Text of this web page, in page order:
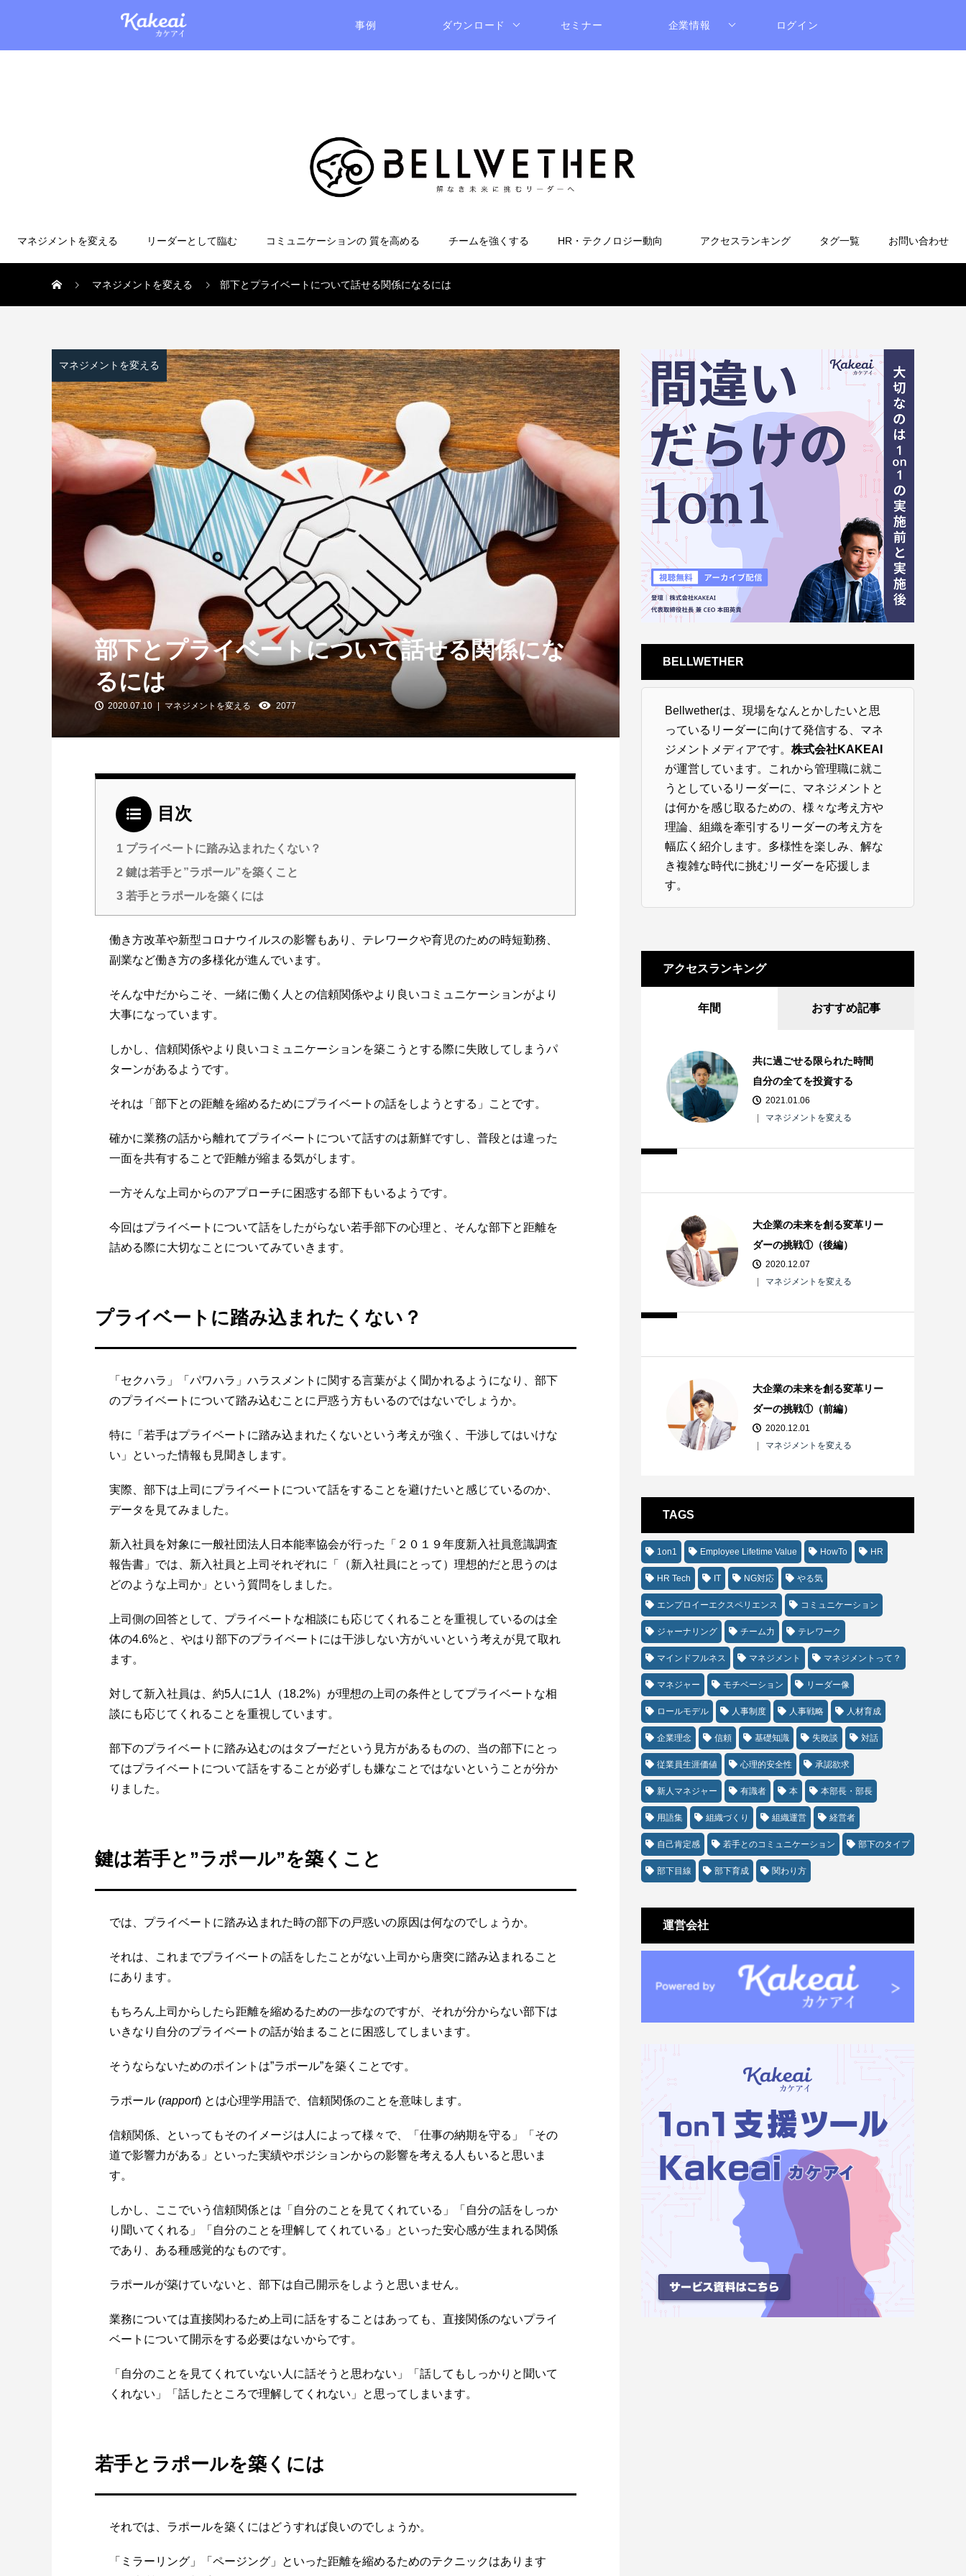
事例 ダウンロード セミナー 企業情報 ログイン
マネジメントを変える リーダーとして臨む コミュニケーションの 質を高める チームを強くする HR・テクノロジー動向 アクセスランキング タグ一覧 お問い合わせ
マネジメントを変える 部下とプライベートについて話せる関係になるには
マネジメントを変える
部下とプライベートについて話せる関係にな
るには
2020.07.10 マネジメントを変える 2077
目次
1 プライベートに踏み込まれたくない？
2 鍵は若手と”ラポール”を築くこと
3 若手とラポールを築くには
働き方改革や新型コロナウイルスの影響もあり、テレワークや育児のための時短勤務、
副業など働き方の多様化が進んでいます。
そんな中だからこそ、一緒に働く人との信頼関係やより良いコミュニケーションがより
大事になっています。
しかし、信頼関係やより良いコミュニケーションを築こうとする際に失敗してしまうパ
ターンがあるようです。
それは「部下との距離を縮めるためにプライベートの話をしようとする」ことです。
確かに業務の話から離れてプライベートについて話すのは新鮮ですし、普段とは違った
一面を共有することで距離が縮まる気がします。
一方そんな上司からのアプローチに困惑する部下もいるようです。
今回はプライベートについて話をしたがらない若手部下の心理と、そんな部下と距離を
詰める際に大切なことについてみていきます。
プライベートに踏み込まれたくない？
「セクハラ」「パワハラ」ハラスメントに関する言葉がよく聞かれるようになり、部下
のプライベートについて踏み込むことに戸惑う方もいるのではないでしょうか。
特に「若手はプライベートに踏み込まれたくないという考えが強く、干渉してはいけな
い」といった情報も見聞きします。
実際、部下は上司にプライベートについて話をすることを避けたいと感じているのか、
データを見てみました。
新入社員を対象に一般社団法人日本能率協会が行った「２０１９年度新入社員意識調査
報告書」では、新入社員と上司それぞれに「（新入社員にとって）理想的だと思うのは
どのような上司か」という質問をしました。
上司側の回答として、プライベートな相談にも応じてくれることを重視しているのは全
体の4.6%と、やはり部下のプライベートには干渉しない方がいいという考えが見て取れ
ます。
対して新入社員は、約5人に1人（18.2%）が理想の上司の条件としてプライベートな相
談にも応じてくれることを重視しています。
部下のプライベートに踏み込むのはタブーだという見方があるものの、当の部下にとっ
てはプライベートについて話をすることが必ずしも嫌なことではないということが分か
りました。
鍵は若手と”ラポール”を築くこと
では、プライベートに踏み込まれた時の部下の戸惑いの原因は何なのでしょうか。
それは、これまでプライベートの話をしたことがない上司から唐突に踏み込まれること
にあります。
もちろん上司からしたら距離を縮めるための一歩なのですが、それが分からない部下は
いきなり自分のプライベートの話が始まることに困惑してしまいます。
そうならないためのポイントは”ラポール”を築くことです。
ラポール (rapport) とは心理学用語で、信頼関係のことを意味します。
信頼関係、といってもそのイメージは人によって様々で、「仕事の納期を守る」「その
道で影響力がある」といった実績やポジションからの影響を考える人もいると思いま
す。
しかし、ここでいう信頼関係とは「自分のことを見てくれている」「自分の話をしっか
り聞いてくれる」「自分のことを理解してくれている」といった安心感が生まれる関係
であり、ある種感覚的なものです。
ラポールが築けていないと、部下は自己開示をしようと思いません。
業務については直接関わるため上司に話をすることはあっても、直接関係のないプライ
ベートについて開示をする必要はないからです。
「自分のことを見てくれていない人に話そうと思わない」「話してもしっかりと聞いて
くれない」「話したところで理解してくれない」と思ってしまいます。
若手とラポールを築くには
それでは、ラポールを築くにはどうすれば良いのでしょうか。
「ミラーリング」「ページング」といった距離を縮めるためのテクニックはあります
BELLWETHER
Bellwetherは、現場をなんとかしたいと思
っているリーダーに向けて発信する、マネ
ジメントメディアです。 株式会社KAKEAI
が運営しています。これから管理職に就こ
うとしているリーダーに、マネジメントと
は何かを感じ取るための、様々な考え方や
理論、組織を牽引するリーダーの考え方を
幅広く紹介します。多様性を楽しみ、解な
き複雑な時代に挑むリーダーを応援しま
す。
アクセスランキング
年間 おすすめ記事
共に過ごせる限られた時間
自分の全てを投資する
2021.01.06
マネジメントを変える
大企業の未来を創る変革リー
ダーの挑戦①（後編）
2020.12.07
マネジメントを変える
大企業の未来を創る変革リー
ダーの挑戦①（前編）
2020.12.01
マネジメントを変える
TAGS
1on1 Employee Lifetime Value HowTo HR
HR Tech IT NG対応 やる気
エンプロイーエクスペリエンス コミュニケーション
ジャーナリング チーム力 テレワーク
マインドフルネス マネジメント マネジメントって？
マネジャー モチベーション リーダー像
ロールモデル 人事制度 人事戦略 人材育成
企業理念 信頼 基礎知識 失敗談 対話
従業員生涯価値 心理的安全性 承認欲求
新人マネジャー 有識者 本 本部長・部長
用語集 組織づくり 組織運営 経営者
自己肯定感 若手とのコミュニケーション 部下のタイプ
部下目線 部下育成 関わり方
運営会社